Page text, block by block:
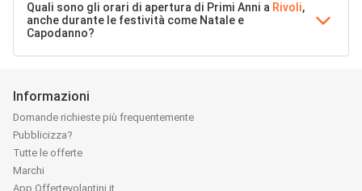
Quali sono gli orari di apertura di Primi Anni a Rivoli,
anche durante le festività come Natale e
Capodanno?
Informazioni
Domande richieste più frequentemente
Pubblicizza?
Tutte le offerte
Marchi
App Offertevolantini.it